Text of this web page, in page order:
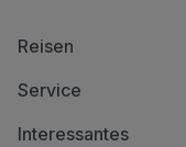
Reisen
Service
Interessantes